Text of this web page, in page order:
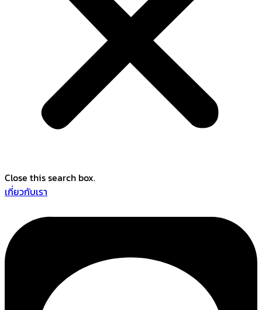
Close this search box.
เกี่ยวกับเรา